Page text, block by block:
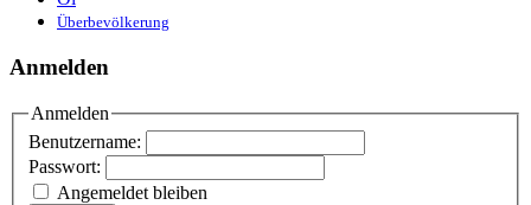
Überbevölkerung
Anmelden
Anmelden
Benutzername:
Passwort:
Angemeldet bleiben